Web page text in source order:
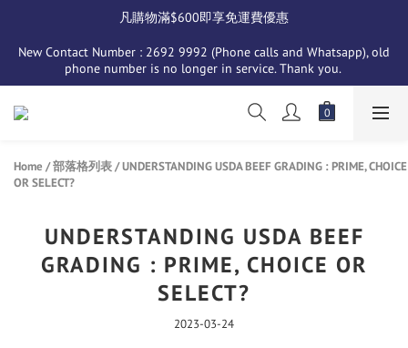
凡購物滿$600即享免運費優惠
New Contact Number : 2692 9992 (Phone calls and Whatsapp), old
phone number is no longer in service. Thank you.
Home /部落格列表/UNDERSTANDING USDA BEEF GRADING : PRIME, CHOICE
OR SELECT?
UNDERSTANDING USDA BEEF
GRADING : PRIME, CHOICE OR
SELECT?
2023-03-24